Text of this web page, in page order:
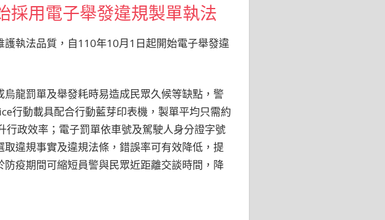
採用電子舉發違規製單執法
執法品質，自110年10月1日起開始電子舉發違
龍罰單及舉發耗時易造成民眾久候等缺點，警
行動載具配合行動藍芽印表機，製單平均只需約
政效率；電子罰單依車號及駕駛人身分證字號
違規事實及違規法條，錯誤率可有效降低，提
疫期間可縮短員警與民眾近距離交談時間，降